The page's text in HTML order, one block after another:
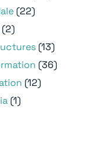
(22)
(2)
(13)
(36)
(12)
(1)